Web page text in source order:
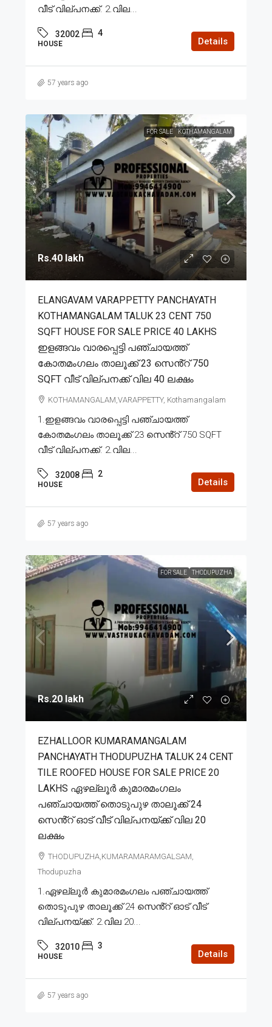
വീട് വില്പനക്ക്. 2.വില...
32002 4
HOUSE Details
57 years ago
FOR SALE KOTHAMANGALAM
Rs.40 lakh
ELANGAVAM VARAPPETTY PANCHAYATH
KOTHAMANGALAM TALUK 23 CENT 750
SQFT HOUSE FOR SALE PRICE 40 LAKHS
ഇളങ്ങവം വാരപ്പെട്ടി പഞ്ചായത്ത്
കോതമംഗലം താലൂക്ക് 23 സെൻ്റ് 750
SQFT വീട് വില്പനക്ക് വില 40 ലക്ഷം
KOTHAMANGALAM,VARAPPETTY, Kothamangalam
1.ഇളങ്ങവം വാരപ്പെട്ടി പഞ്ചായത്ത്
കോതമംഗലം താലൂക്ക് 23 സെൻ്റ് 750 SQFT
വീട് വില്പനക്ക്. 2.വില...
32008 2
HOUSE Details
57 years ago
FOR SALE THODUPUZHA
Rs.20 lakh
EZHALLOOR KUMARAMANGALAM
PANCHAYATH THODUPUZHA TALUK 24 CENT
TILE ROOFED HOUSE FOR SALE PRICE 20
LAKHS ഏഴല്ലൂർ കുമാരമംഗലം
പഞ്ചായത്ത് തൊടുപുഴ താലൂക്ക് 24
സെൻ്റ് ഓട് വീട് വില്പനയ്ക്ക് വില 20
ലക്ഷം
THODUPUZHA,KUMARAMARAMGALSAM,
Thodupuzha
1.ഏഴല്ലൂർ കുമാരമംഗലം പഞ്ചായത്ത്
തൊടുപുഴ താലൂക്ക് 24 സെൻ്റ് ഓട് വീട്
വില്പനയ്ക്ക്. 2.വില 20...
32010 3
HOUSE Details
57 years ago